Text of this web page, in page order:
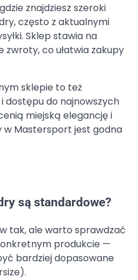
znajdziesz szeroki
często z aktualnymi
Sklep stawia na
zwroty, co ułatwia zakupy
sklepie to też
dostępu do najnowszych
miejską elegancję i
Mastersport jest godna
są standardowe?
tak, ale warto sprawdzać
produkcie —
bardziej dopasowane